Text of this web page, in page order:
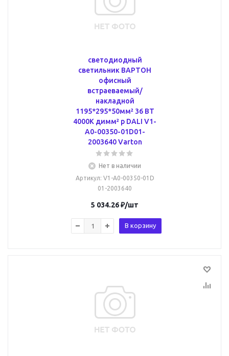
светодиодный
светильник ВАРТОН
офисный
встраеваемый/
накладной
1195*295*50мм² 36 ВТ
4000К димм² р DALI V1-
A0-00350-01D01-
2003640 Varton
Нет в наличии
Артикул: V1-A0-00350-01D
01-2003640
5 034.26₽/шт
В корзину